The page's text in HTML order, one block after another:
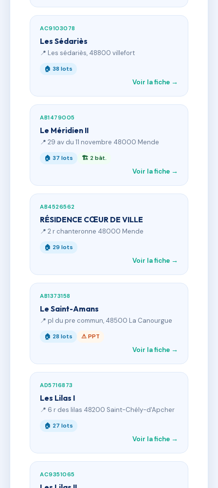
AC9103078
Les Sédariès
📍 Les sédariès, 48800 villefort
🏠 38 lots
Voir la fiche →
AB1479005
Le Méridien II
📍 29 av du 11 novembre 48000 Mende
🏠 37 lots 🏗 2 bât.
Voir la fiche →
AB4526562
RÉSIDENCE CŒUR DE VILLE
📍 2 r chanteronne 48000 Mende
🏠 29 lots
Voir la fiche →
AB1373158
Le Saint-Amans
📍 pl du pre commun, 48500 La Canourgue
🏠 28 lots ⚠ PPT
Voir la fiche →
AD5716873
Les Lilas I
📍 6 r des lilas 48200 Saint-Chély-d'Apcher
🏠 27 lots
Voir la fiche →
AC9351065